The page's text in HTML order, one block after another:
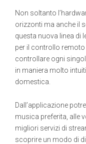
Non soltanto
orizzonti ma anche il
questa nuova linea di
per il controllo remoto
controllare ogni
in maniera molto
domestica.
Dall’applicazione
musica preferita, alle
migliori servizi di
scoprire un modo di